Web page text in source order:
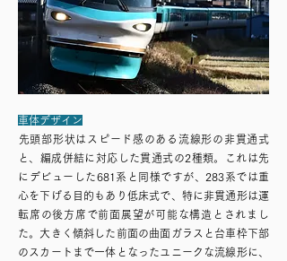
車体デザイン
​先頭部形状はスピード感のある流線形の非貫通式
と、編成併結に対応した貫通式の2種類。これは先
にデビューした681系と同様ですが、283系では重
心を下げる目的もあり低床式で、特に非貫通形は運
転席の後方席で前面展望が可能な構造とされまし
た。大きく傾斜した前面の曲面ガラスと台車枠下部
のスカートまで一体となったユニークな流線形に、